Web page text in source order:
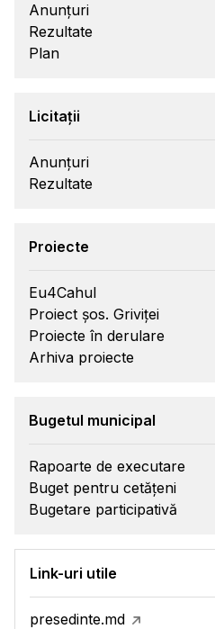
Anunțuri
Rezultate
Plan
Licitații
Anunțuri
Rezultate
Proiecte
Eu4Cahul
Proiect șos. Griviței
Proiecte în derulare
Arhiva proiecte
Bugetul municipal
Rapoarte de executare
Buget pentru cetățeni
Bugetare participativă
Link-uri utile
presedinte.md